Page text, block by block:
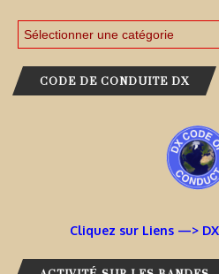
CODE DE CONDUITE DX
Cliquez sur Liens —>